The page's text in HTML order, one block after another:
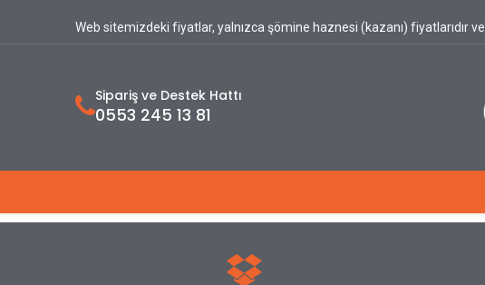
Web sitemizdeki fiyatlar, yalnızca şömine haznesi (kazanı) fiyatlarıdır ve
Sipariş ve Destek Hattı
0553 245 13 81